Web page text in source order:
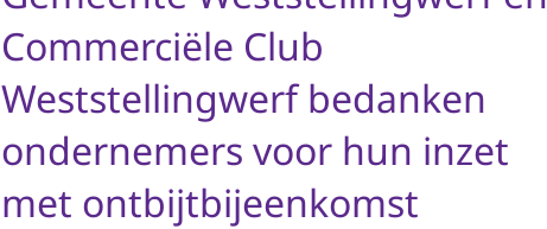
Commerciële Club
Weststellingwerf bedanken
ondernemers voor hun inzet
met ontbijtbijeenkomst